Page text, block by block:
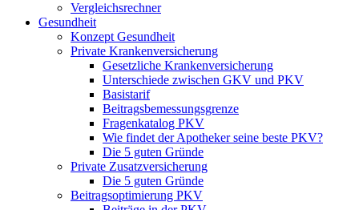
Vergleichsrechner
Gesundheit
Konzept Gesundheit
Private Krankenversicherung
Gesetzliche Krankenversicherung
Unterschiede zwischen GKV und PKV
Basistarif
Beitragsbemessungsgrenze
Fragenkatalog PKV
Wie findet der Apotheker seine beste PKV?
Die 5 guten Gründe
Private Zusatzversicherung
Die 5 guten Gründe
Beitragsoptimierung PKV